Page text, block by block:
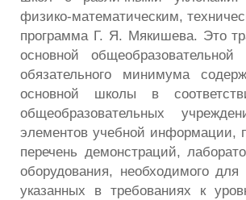
физико-математическим,
программа Г. Я. Мякишева. Это
основной
обязательного минимума
основной школы в
общеобразовательных
элементов учебной информации,
перечень демонстраций,
оборудования, необходимого
указанных в требованиях к